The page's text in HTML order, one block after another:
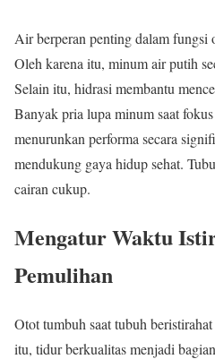
Air berperan penting dalam fungsi
Oleh karena itu, minum air putih
Selain itu, hidrasi membantu
Banyak pria lupa minum saat
menurunkan performa secara
mendukung gaya hidup sehat.
cairan cukup.
Mengatur Waktu
Pemulihan
Otot tumbuh saat tubuh
itu, tidur berkualitas menjadi